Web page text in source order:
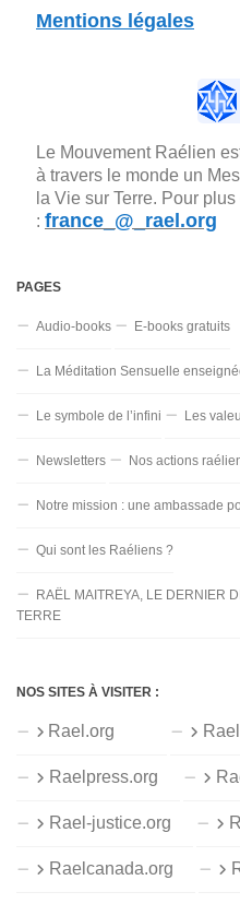
Mentions légales
Le Mouvement Raélien
à travers le monde un
la Vie sur Terre. Pour
: france_@_rael.org
PAGES
Audio-books E-books gratuits
La Méditation Sensuelle
Le symbole de l’infini Les
Newsletters Nos actions
Notre mission : une ambassade
Qui sont les Raéliens ?
RAËL MAITREYA, LE DERNIER
TERRE
NOS SITES À VISITER :
Rael.org
Raelpress.org
Rael-justice.org
Raelcanada.org